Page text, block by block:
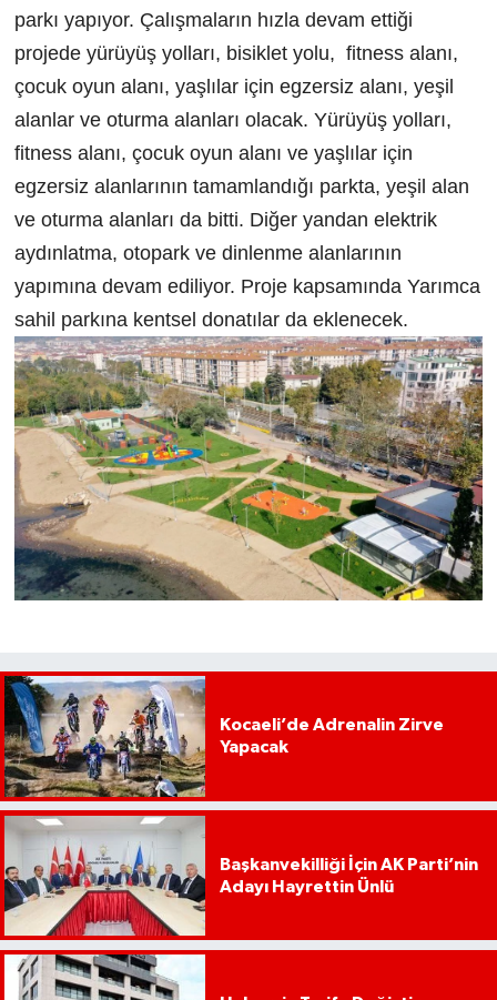
parkı yapıyor. Çalışmaların hızla devam ettiği
projede yürüyüş yolları, bisiklet yolu, fitness alanı,
çocuk oyun alanı, yaşlılar için egzersiz alanı, yeşil
alanlar ve oturma alanları olacak. Yürüyüş yolları,
fitness alanı, çocuk oyun alanı ve yaşlılar için
egzersiz alanlarının tamamlandığı parkta, yeşil alan
ve oturma alanları da bitti. Diğer yandan elektrik
aydınlatma, otopark ve dinlenme alanlarının
yapımına devam ediliyor. Proje kapsamında Yarımca
sahil parkına kentsel donatılar da eklenecek.
Kocaeli’de Adrenalin Zirve
Yapacak
Başkanvekilliği İçin AK Parti’nin
Adayı Hayrettin Ünlü